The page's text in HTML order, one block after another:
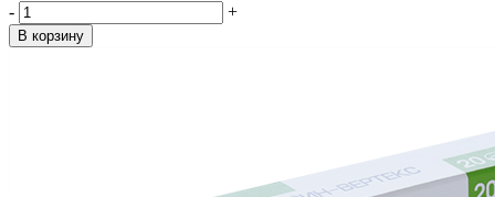
-
+
В корзину